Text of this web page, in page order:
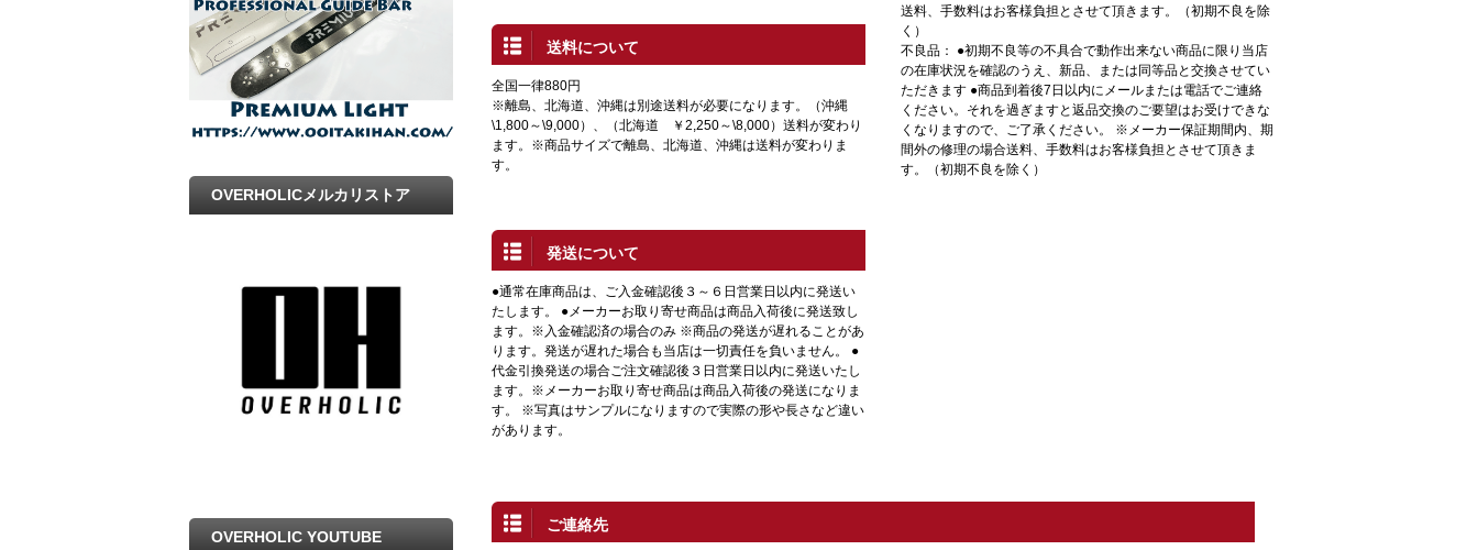
送料について
全国一律880円
※離島、北海道、沖縄は別途送料が必要になります。（沖縄
\1,800～\9,000）、（北海道 ￥2,250～\8,000）送料が変わり
ます。※商品サイズで離島、北海道、沖縄は送料が変わりま
す。
発送について
●通常在庫商品は、ご入金確認後３～６日営業日以内に発送い
たします。 ●メーカーお取り寄せ商品は商品入荷後に発送致し
ます。※入金確認済の場合のみ ※商品の発送が遅れることがあ
ります。発送が遅れた場合も当店は一切責任を負いません。 ●
代金引換発送の場合ご注文確認後３日営業日以内に発送いたし
ます。※メーカーお取り寄せ商品は商品入荷後の発送になりま
す。 ※写真はサンプルになりますので実際の形や長さなど違い
があります。
送料、手数料はお客様負担とさせて頂きます。（初期不良を除
く）
不良品： ●初期不良等の不具合で動作出来ない商品に限り当店
の在庫状況を確認のうえ、新品、または同等品と交換させてい
ただきます ●商品到着後7日以内にメールまたは電話でご連絡
ください。それを過ぎますと返品交換のご要望はお受けできな
くなりますので、ご了承ください。 ※メーカー保証期間内、期
間外の修理の場合送料、手数料はお客様負担とさせて頂きま
す。（初期不良を除く）
ご連絡先
OVERHOLICメルカリストア
OVERHOLIC YOUTUBE